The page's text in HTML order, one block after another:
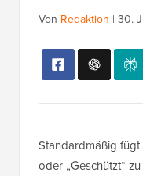
Von Redaktion | 30.
Standardmäßig fügt
oder „Geschützt“